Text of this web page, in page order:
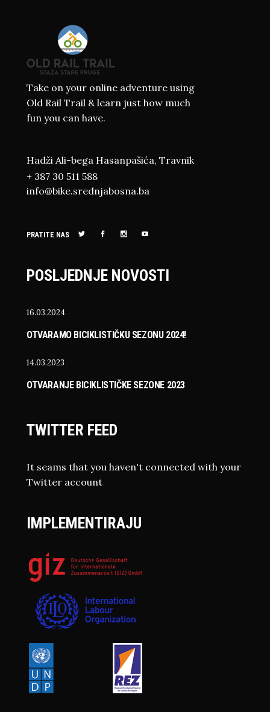
Take on your online adventure using
Old Rail Trail & learn just how much
fun you can have.
Hadži Ali-bega Hasanpašića, Travnik
+ 387 30 511 588
info@bike.srednjabosna.ba
PRATITE NAS
POSLJEDNJE NOVOSTI
16.03.2024
OTVARAMO BICIKLISTIČKU SEZONU 2024!
14.03.2023
OTVARANJE BICIKLISTIČKE SEZONE 2023
TWITTER FEED
It seams that you haven't connected with your
Twitter account
IMPLEMENTIRAJU